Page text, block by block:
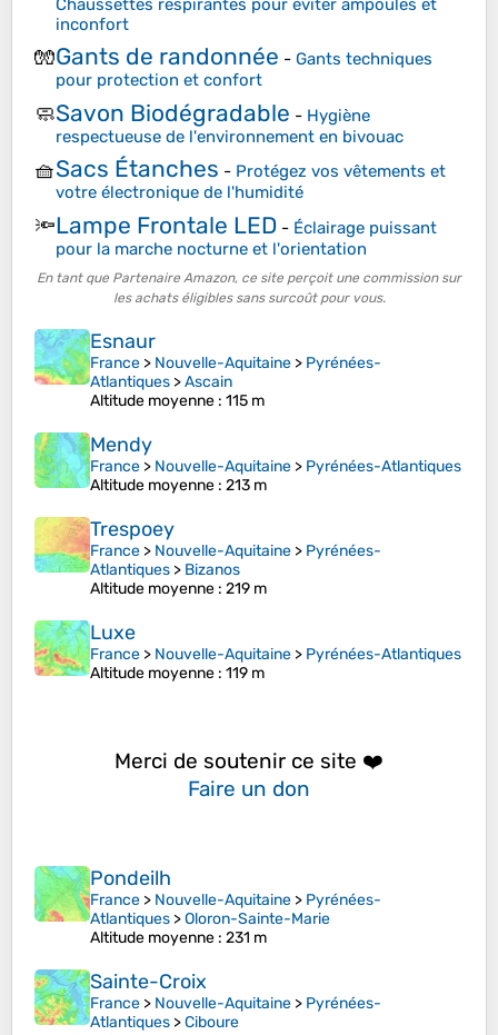
inconfort
🧤Gants de randonnée - Gants techniques
pour protection et confort
🧼Savon Biodégradable - Hygiène
respectueuse de l'environnement en bivouac
🧺Sacs Étanches - Protégez vos vêtements et
votre électronique de l'humidité
🔦Lampe Frontale LED - Éclairage puissant
pour la marche nocturne et l'orientation
En tant que Partenaire Amazon, ce site perçoit une commission sur
les achats éligibles sans surcoût pour vous.
Esnaur
France > Nouvelle-Aquitaine > Pyrénées-
Atlantiques >Ascain
Altitude moyenne : 115 m
Mendy
France > Nouvelle-Aquitaine > Pyrénées-Atlantiques
Altitude moyenne : 213 m
Trespoey
France > Nouvelle-Aquitaine > Pyrénées-
Atlantiques > Bizanos
Altitude moyenne : 219 m
Luxe
France > Nouvelle-Aquitaine > Pyrénées-Atlantiques
Altitude moyenne : 119 m
Merci de soutenir ce site ❤️
Faire un don
Pondeilh
France > Nouvelle-Aquitaine > Pyrénées-
Atlantiques >Oloron-Sainte-Marie
Altitude moyenne : 231 m
Sainte-Croix
France > Nouvelle-Aquitaine > Pyrénées-
Atlantiques >Ciboure